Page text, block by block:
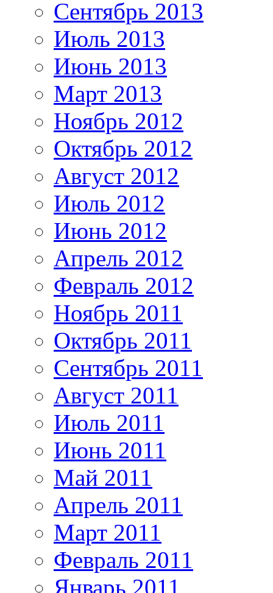
Сентябрь 2013
Июль 2013
Июнь 2013
Март 2013
Ноябрь 2012
Октябрь 2012
Август 2012
Июль 2012
Июнь 2012
Апрель 2012
Февраль 2012
Ноябрь 2011
Октябрь 2011
Сентябрь 2011
Август 2011
Июль 2011
Июнь 2011
Май 2011
Апрель 2011
Март 2011
Февраль 2011
Январь 2011